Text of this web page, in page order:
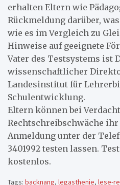
erhalten Eltern wie
Rückmeldung darüber,
wie es im Vergleich zu
Hinweise auf geeignete
Vater des Testsystems ist
wissenschaftlicher
Landesinstitut für
Schulentwicklung.
Eltern können bei
Rechtschreibschwäche
Anmeldung unter der
3401992 testen lassen.
kostenlos.
Tags: backnang, legasthenie, lese-